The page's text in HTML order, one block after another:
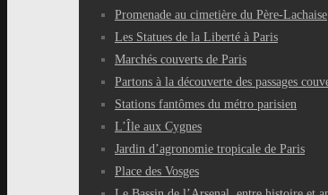
Promenade au cimetière du Père-Lachaise
Les Statues de la Liberté à Paris
Marchés couverts de Paris
Partons à la découverte des passages
Stations fantômes du métro parisien
L’Île aux Cygnes
Jardin d’agronomie tropicale de Paris
Place des Vosges